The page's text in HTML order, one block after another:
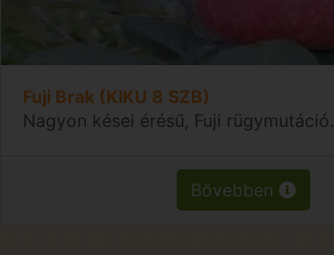
Fuji Brak (KIKU 8 SZB)
Nagyon kései érésű, Fuji rügymutáció.
Bővebben